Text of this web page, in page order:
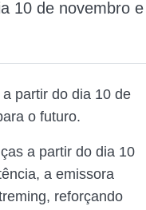
10 de novembro e
partir do dia 10 de
o futuro.
a partir do dia 10
a emissora
reforçando